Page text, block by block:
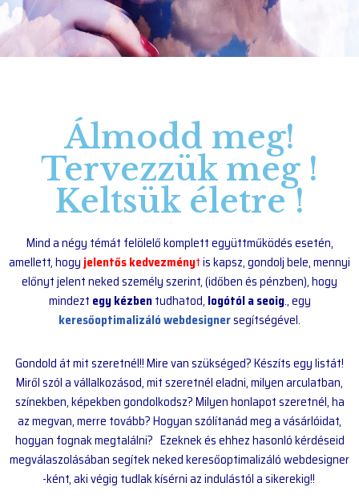
Álmodd meg!
Tervezzük meg !
Keltsük életre !
Mind a négy témát felölelő komplett együttműködés esetén,
amellett, hogyjelentős kedvezménytis kapsz, gondolj bele, mennyi
előnyt jelent neked személy szerint, (időben és pénzben), hogy
mindezt egy kézbentudhatod, logótól a seoig., egy
keresőoptimalizáló webdesignersegítségével.
Gondold át mit szeretnél!! Mire van szükséged? Készíts egy listát!
Miről szól a vállalkozásod, mit szeretnél eladni, milyen arculatban,
színekben, képekben gondolkodsz? Milyen honlapot szeretnél, ha
az megvan, merre tovább? Hogyan szólítanád meg a vásárlóidat,
hogyan fognak megtalálni? Ezeknek és ehhez hasonló kérdéseid
megválaszolásában segítek neked keresőoptimalizáló webdesigner
-ként, aki végig tudlak kísérni az indulástól a sikerekig!!